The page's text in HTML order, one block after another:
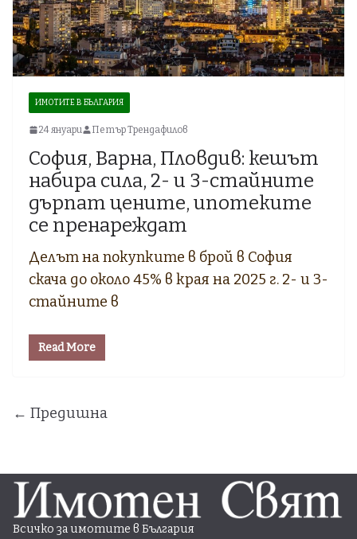
ИМОТИТЕ В БЪЛГАРИЯ
24 януари Петър Трендафилов
София, Варна, Пловдив: кешът
набира сила, 2- и 3-стайните
дърпат цените, ипотеките
се пренареждат
Делът на покупките в брой в София
скача до около 45% в края на 2025 г. 2- и 3-
стайните в
Read More
← Предишна
Всичко за имотите в България